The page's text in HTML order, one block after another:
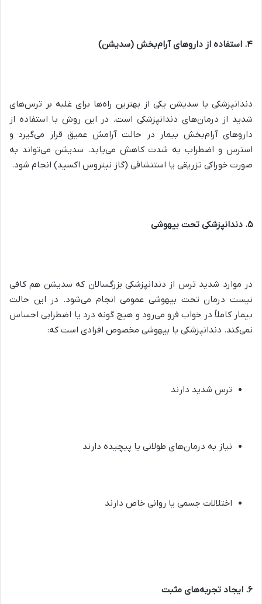
۴. استفاده از داروهای آرام‌بخش (سدیشن)
دندانپزشکی با سدیشن یکی از بهترین راه‌ها برای غلبه بر ترس‌های
شدید از درمان‌های دندانپزشکی است. در این روش با استفاده از
داروهای آرام‌بخش بیمار در حالت آرامش عمیق قرار می‌گیرد و
استرس و اضطراب به شدت کاهش می‌یابد. سدیشن می‌تواند به
صورت خوراکی تزریقی یا استنشاقی (گاز نیتروس اکسید) انجام شود.
۵. دندانپزشکی تحت بیهوشی
در موارد شدید ترس از دندانپزشکی بزرگسالان که سدیشن هم کافی
نیست درمان تحت بیهوشی عمومی انجام می‌شود. در این حالت
بیمار کاملاً در خواب فرو می‌رود و هیچ گونه درد یا اضطرابی احساس
نمی‌کند. دندانپزشکی با بیهوشی مخصوص افرادی است که:
ترس شدید دارند
نیاز به درمان‌های طولانی یا پیچیده دارند
اختلالات جسمی یا روانی خاص دارند
۶. ایجاد تجربه‌های مثبت